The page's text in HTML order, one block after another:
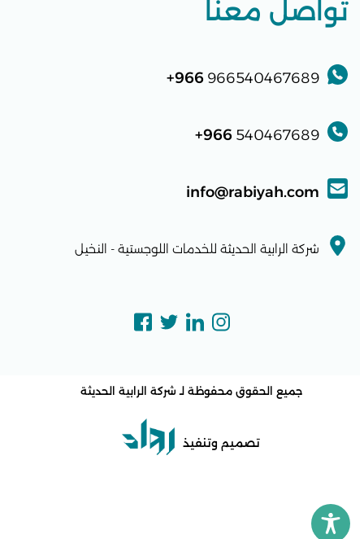
تواصل معنا
966540467689
966+
540467689
966+
info@rabiyah.com
شركة الرابية الحديثة للخدمات اللوجستية - النخيل
جميع الحقوق محفوظة لـشركة الرابية الحديثة
تصميم وتنفيذ